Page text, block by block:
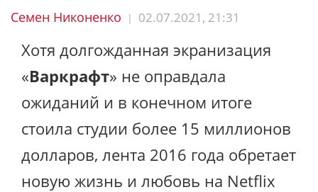
Семен Никоненко | 02.07.2021, 21:31
Хотя долгожданная экранизация
«Варкрафт» не оправдала
ожиданий и в конечном итоге
стоила студии более 15 миллионов
долларов, лента 2016 года обретает
новую жизнь и любовь на Netflix